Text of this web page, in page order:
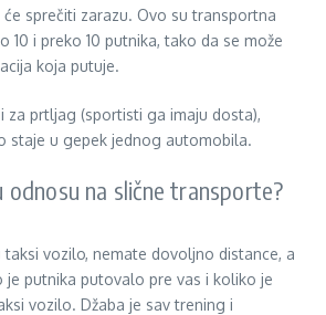
sprečiti zarazu. Ovo su transportna
10 i preko 10 putnika, tako da se može
koja putuje.
za prtljag (sportisti ga imaju dosta),
staje u gepek jednog automobila.
odnosu na slične transporte?
taksi vozilo, nemate dovoljno distance, a
je putnika putovalo pre vas i koliko je
vozilo. Džaba je sav trening i